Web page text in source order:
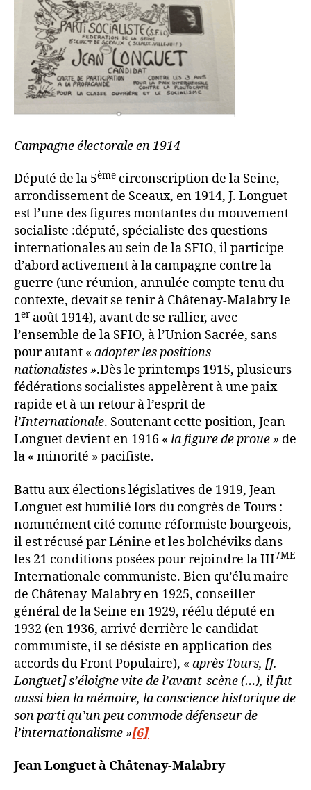
Campagne électorale en 1914
Député de la 5ème circonscription de la Seine,
arrondissement de Sceaux, en 1914, J. Longuet
est l’une des figures montantes du mouvement
socialiste :député, spécialiste des questions
internationales au sein de la SFIO, il participe
d’abord activement à la campagne contre la
guerre (une réunion, annulée compte tenu du
contexte, devait se tenir à Châtenay-Malabry le
1er août 1914), avant de se rallier, avec
l’ensemble de la SFIO, à l’Union Sacrée, sans
pour autant « adopter les positions
nationalistes ».Dès le printemps 1915, plusieurs
fédérations socialistes appelèrent à une paix
rapide et à un retour à l’esprit de
l’Internationale. Soutenant cette position, Jean
Longuet devient en 1916 « la figure de proue » de
la « minorité » pacifiste.
Battu aux élections législatives de 1919, Jean
Longuet est humilié lors du congrès de Tours :
nommément cité comme réformiste bourgeois,
il est récusé par Lénine et les bolchéviks dans
les 21 conditions posées pour rejoindre la III7ME
Internationale communiste. Bien qu’élu maire
de Châtenay-Malabry en 1925, conseiller
général de la Seine en 1929, réélu député en
1932 (en 1936, arrivé derrière le candidat
communiste, il se désiste en application des
accords du Front Populaire), « après Tours, [J.
Longuet] s’éloigne vite de l’avant-scène (…), il fut
aussi bien la mémoire, la conscience historique de
son parti qu’un peu commode défenseur de
l’internationalisme »[6]
Jean Longuet à Châtenay-Malabry